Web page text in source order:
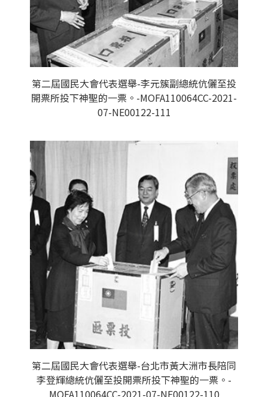
第二屆國民大會代表選舉-李元簇副總統伉儷至投
開票所投下神聖的一票。-MOFA110064CC-2021-
07-NE00122-111
第二屆國民大會代表選舉-台北市黃大洲市長陪同
李登輝總統伉儷至投開票所投下神聖的一票。-
MOFA110064CC-2021-07-NE00122-110